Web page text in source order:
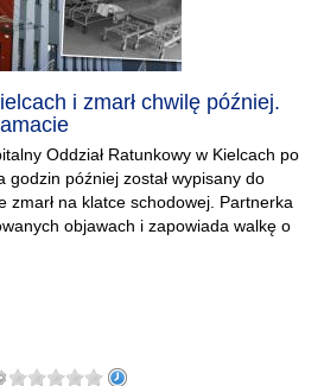
i zmarł chwilę później.
Oddział Ratunkowy w Kielcach po
godzin później został wypisany do
zmarł na klatce schodowej. Partnerka
objawach i zapowiada walkę o